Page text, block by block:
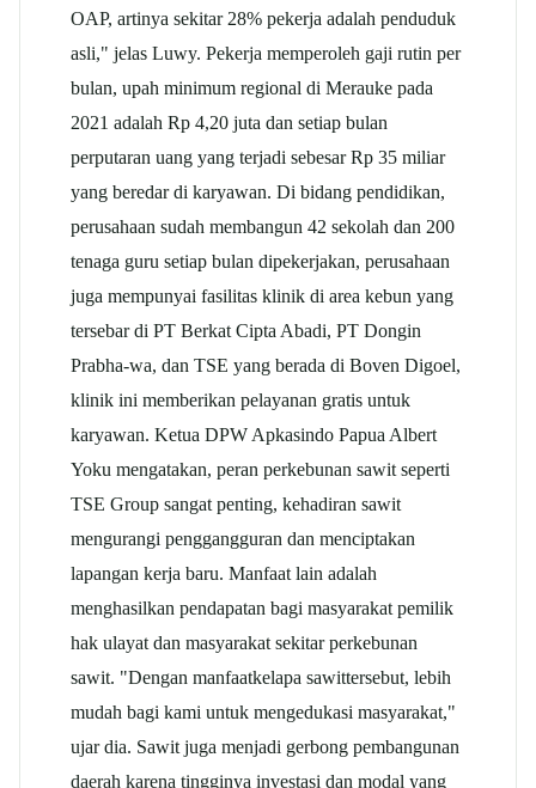
OAP, artinya sekitar 28% pekerja adalah penduduk
asli," jelas Luwy. Pekerja memperoleh gaji rutin per
bulan, upah minimum regional di Merauke pada
2021 adalah Rp 4,20 juta dan setiap bulan
perputaran uang yang terjadi sebesar Rp 35 miliar
yang beredar di karyawan. Di bidang pendidikan,
perusahaan sudah membangun 42 sekolah dan 200
tenaga guru setiap bulan dipekerjakan, perusahaan
juga mempunyai fasilitas klinik di area kebun yang
tersebar di PT Berkat Cipta Abadi, PT Dongin
Prabha-wa, dan TSE yang berada di Boven Digoel,
klinik ini memberikan pelayanan gratis untuk
karyawan. Ketua DPW Apkasindo Papua Albert
Yoku mengatakan, peran perkebunan sawit seperti
TSE Group sangat penting, kehadiran sawit
mengurangi penggangguran dan menciptakan
lapangan kerja baru. Manfaat lain adalah
menghasilkan pendapatan bagi masyarakat pemilik
hak ulayat dan masyarakat sekitar perkebunan
sawit. "Dengan manfaatkelapa sawittersebut, lebih
mudah bagi kami untuk mengedukasi masyarakat,"
ujar dia. Sawit juga menjadi gerbong pembangunan
daerah karena tingginya investasi dan modal yang